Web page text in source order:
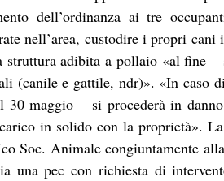
dell’ordinanza ai tre
nell’area, custodire i propri
struttura adibita a pollaio «al fine
(canile e gattile, ndr)». «In caso
30 maggio – si procederà in
in solido con la proprietà».
Soc. Animale congiuntamente
una pec con richiesta di